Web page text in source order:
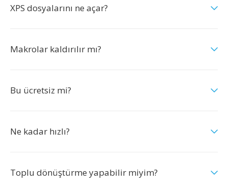
XPS dosyalarını ne açar?
Makrolar kaldırılır mı?
Bu ücretsiz mi?
Ne kadar hızlı?
Toplu dönüştürme yapabilir miyim?